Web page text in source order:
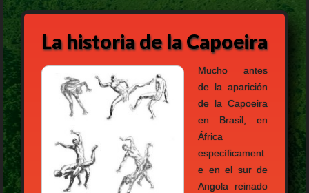
La historia de la Capoeira
Mucho antes
de la aparición
de la Capoeira
en Brasil, en
África
específicament
e en el sur de
Angola reinado